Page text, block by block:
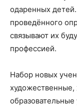
одаренных
проведённого
связывают их
профессией.
Набор новых
художественные,
образовательные